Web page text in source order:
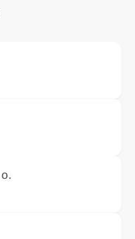
z 5 hviezdičiek.
z 5 hviezdičiek.
z 5 hviezdičiek.